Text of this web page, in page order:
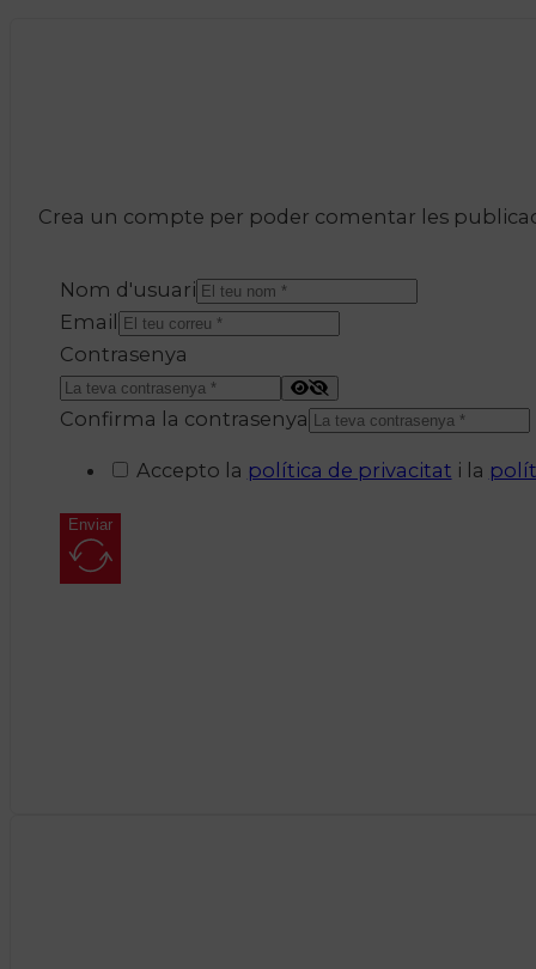
Crea un compte per poder comentar les
Nom d'usuari
Email
Contrasenya
Confirma la contrasenya
Accepto la política de privacitat i la
Enviar